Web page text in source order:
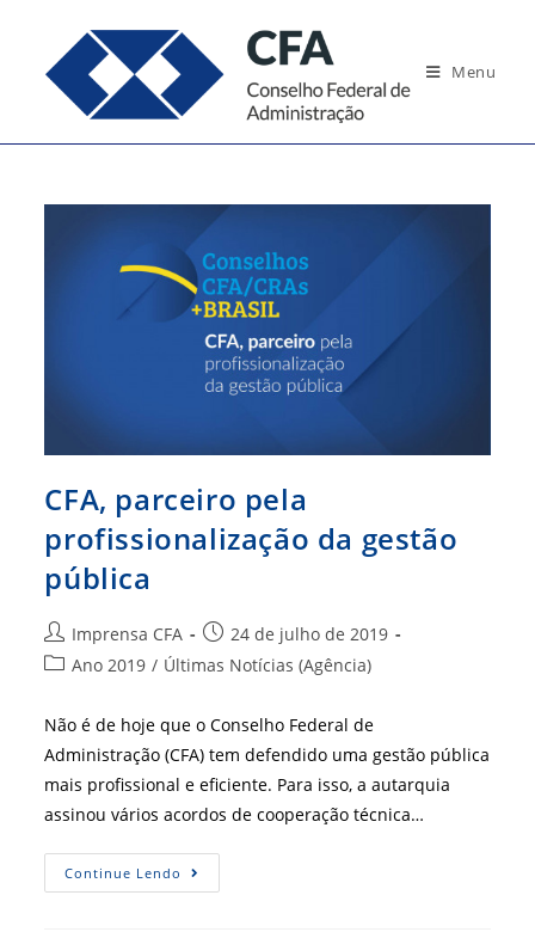
conteúdo
Menu
CFA, parceiro pela
profissionalização da gestão
pública
Autor
do
Imprensa CFA
Post
publicado:
24 de julho de 2019
Categoria
post:
Ano 2019 / Últimas Notícias (Agência)
Não é de hoje que o Conselho Federal de
Administração (CFA) tem defendido uma gestão pública
mais profissional e eficiente. Para isso, a autarquia
assinou vários acordos de cooperação técnica…
Continue Lendo CFA,
Parceiro